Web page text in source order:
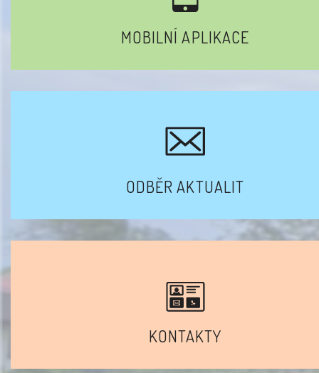
MOBILNÍ APLIKACE
ODBĚR AKTUALIT
KONTAKTY